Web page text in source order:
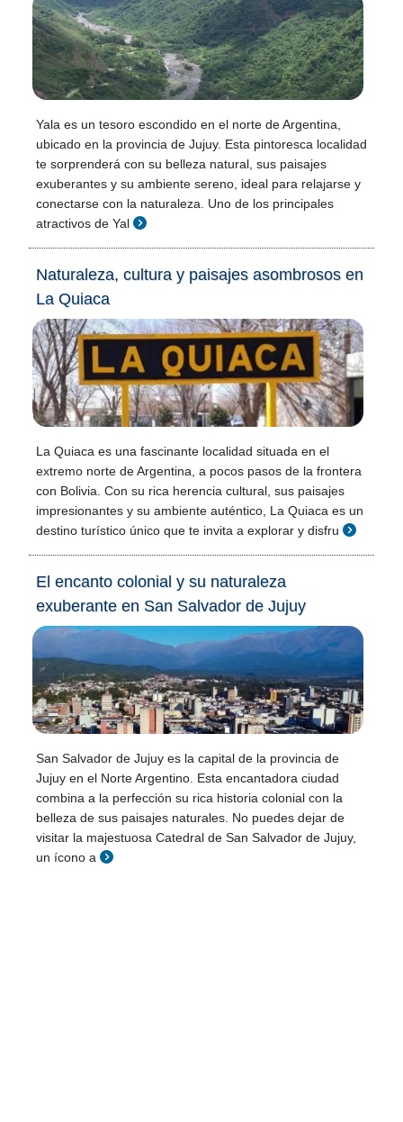
Yala es un tesoro escondido en el norte de Argentina,
ubicado en la provincia de Jujuy. Esta pintoresca localidad
te sorprenderá con su belleza natural, sus paisajes
exuberantes y su ambiente sereno, ideal para relajarse y
conectarse con la naturaleza. Uno de los principales
atractivos de Yal
Naturaleza, cultura y paisajes asombrosos en
La Quiaca
La Quiaca es una fascinante localidad situada en el
extremo norte de Argentina, a pocos pasos de la frontera
con Bolivia. Con su rica herencia cultural, sus paisajes
impresionantes y su ambiente auténtico, La Quiaca es un
destino turístico único que te invita a explorar y disfru
El encanto colonial y su naturaleza
exuberante en San Salvador de Jujuy
San Salvador de Jujuy es la capital de la provincia de
Jujuy en el Norte Argentino. Esta encantadora ciudad
combina a la perfección su rica historia colonial con la
belleza de sus paisajes naturales. No puedes dejar de
visitar la majestuosa Catedral de San Salvador de Jujuy,
un ícono a